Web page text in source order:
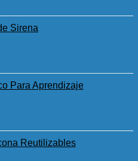
es: Sirena
Para Aprendizaje
Reutilizables